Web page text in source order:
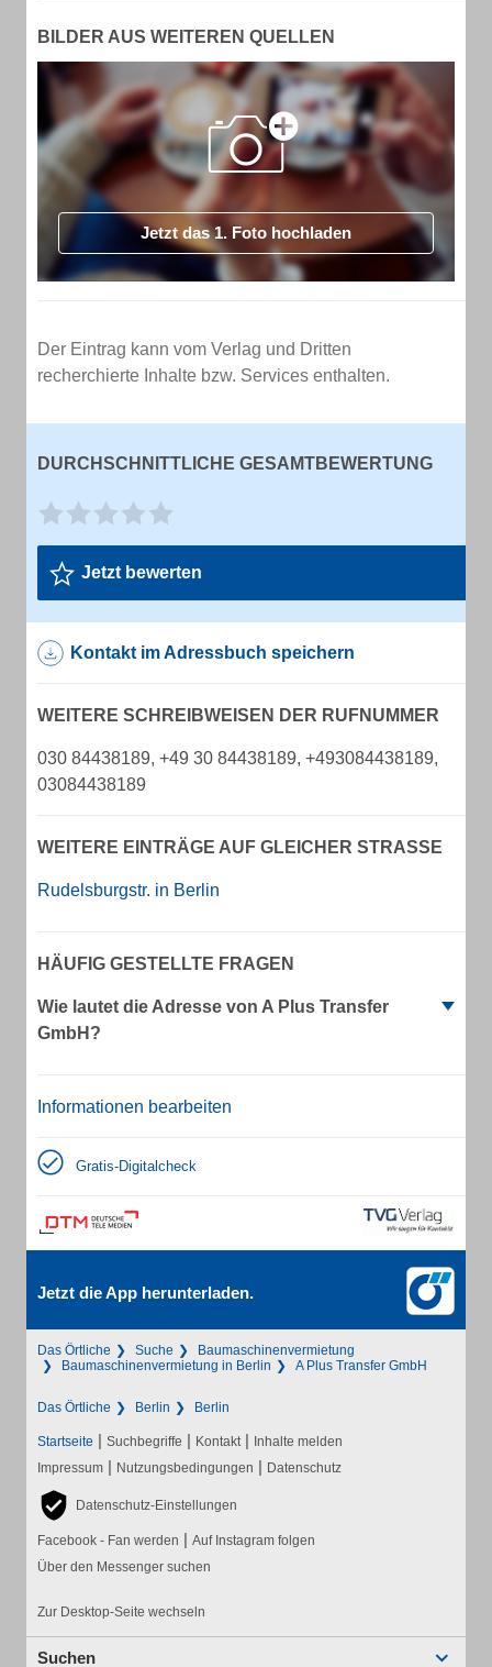
BILDER AUS WEITEREN QUELLEN
Jetzt das 1. Foto hochladen
Der Eintrag kann vom Verlag und Dritten
recherchierte Inhalte bzw. Services enthalten.
DURCHSCHNITTLICHE GESAMTBEWERTUNG
Jetzt bewerten
Kontakt im Adressbuch speichern
WEITERE SCHREIBWEISEN DER RUFNUMMER
030 84438189, +49 30 84438189, +493084438189,
03084438189
WEITERE EINTRÄGE AUF GLEICHER STRASSE
Rudelsburgstr. in Berlin
HÄUFIG GESTELLTE FRAGEN
Wie lautet die Adresse von A Plus Transfer
GmbH?
Informationen bearbeiten
Gratis-Digitalcheck
Jetzt die App herunterladen.
Das Örtliche Suche
Baumaschinenvermietung
Baumaschinenvermietung in Berlin
A Plus Transfer GmbH
Das Örtliche Berlin Berlin
Startseite | Suchbegriffe | Kontakt | Inhalte melden
Impressum | Nutzungsbedingungen | Datenschutz
Datenschutz-Einstellungen
Facebook - Fan werden | Auf Instagram folgen
Über den Messenger suchen
Zur Desktop-Seite wechseln
Suchen